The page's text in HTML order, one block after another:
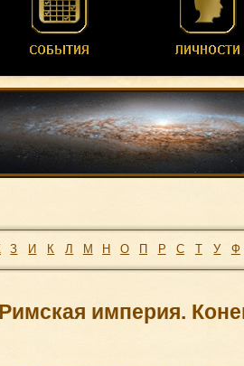
З И К Л М Н О П Р С Т У Ф
империя.